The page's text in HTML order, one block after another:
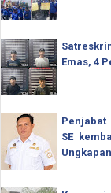
Emas, 4
SE